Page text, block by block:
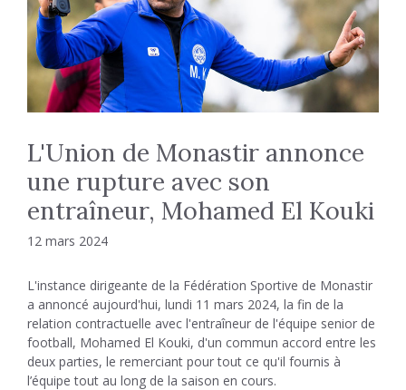
L'Union de Monastir annonce
une rupture avec son
entraîneur, Mohamed El Kouki
12 mars 2024
L'instance dirigeante de la Fédération Sportive de Monastir
a annoncé aujourd'hui, lundi 11 mars 2024, la fin de la
relation contractuelle avec l'entraîneur de l'équipe senior de
football, Mohamed El Kouki, d'un commun accord entre les
deux parties, le remerciant pour tout ce qu'il fournis à
l’équipe tout au long de la saison en cours.